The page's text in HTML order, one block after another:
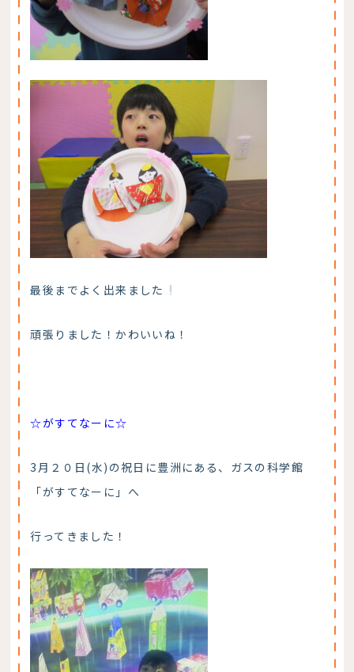
最後までよく出来ました
頑張りました！かわいいね！
☆がすてなーに☆
3月２０日(水)の祝日に豊洲にある、ガスの科学館
「がすてなーに」へ
行ってきました！